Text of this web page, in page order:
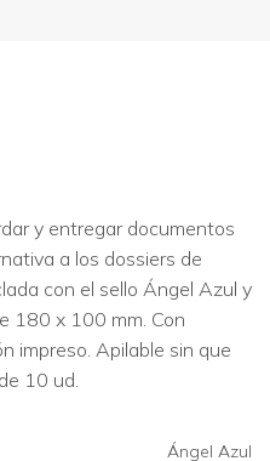
y entregar documentos
a los dossiers de
con el sello Ángel Azul y
180 x 100 mm. Con
impreso. Apilable sin que
10 ud.
Ángel Azul